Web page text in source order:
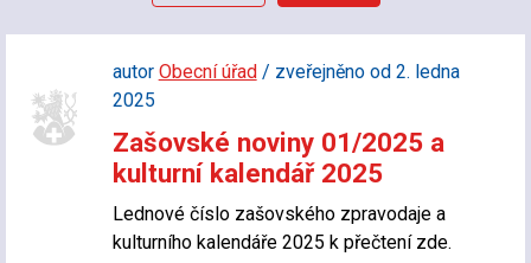
autor Obecní úřad/ zveřejněno od 2. ledna
2025
Zašovské noviny 01/2025 a
kulturní kalendář 2025
Lednové číslo zašovského zpravodaje a
kulturního kalendáře 2025 k přečtení zde.